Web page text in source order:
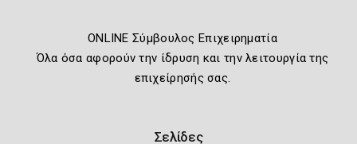
ONLINE Σύμβουλος Επιχειρηματία
Όλα όσα αφορούν την ίδρυση και την λειτουργία της
επιχείρησής σας.
Σελίδες